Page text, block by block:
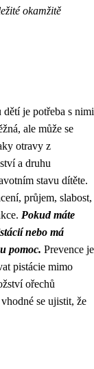
okamžitě
dětí je potřeba s nimi
ale může se
otravy z
a druhu
stavu dítěte.
průjem, slabost,
Pokud máte
nebo má
pomoc. Prevence je
pistácie mimo
ořechů
se ujistit, že